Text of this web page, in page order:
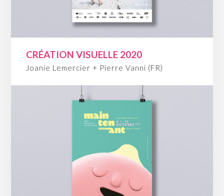
CRÉATION VISUELLE 2020
Joanie Lemercier + Pierre Vanni (FR)